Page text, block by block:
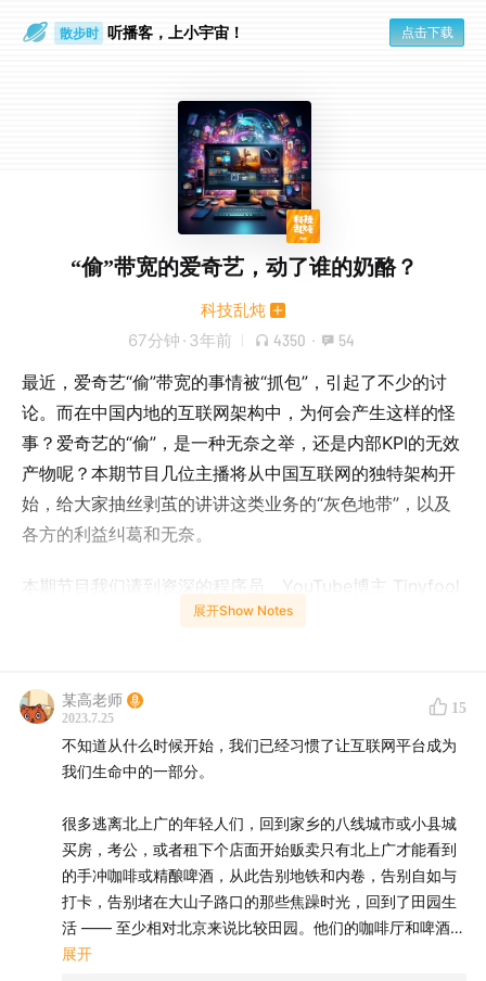
散步时 听播客，上小宇宙！ 点击下载
“偷”带宽的爱奇艺，动了谁的奶酪？
科技乱炖
67分钟 · 3年前 4350 · 54
最近，爱奇艺“偷”带宽的事情被“抓包”，引起了不少的讨
论。而在中国内地的互联网架构中，为何会产生这样的怪
事？爱奇艺的“偷”，是一种无奈之举，还是内部KPI的无效
产物呢？本期节目几位主播将从中国互联网的独特架构开
始，给大家抽丝剥茧的讲讲这类业务的“灰色地带”，以及
各方的利益纠葛和无奈。
本期节目我们请到资深的程序员、YouTube博主 Tinyfool
担任代班主播，他给大家带来很多不一样且犀利的观点，
节目最后，我们还为大家推荐了一本书——《履单》，本
期节目我们将从评论区选出三个最佳留言，送出这本非虚
构写作领域的力作。
点击这里可以直接购买《履单》一书
高老师给《履单》写的书评
【本期嘉宾】
朱峰：「津津乐道播客网络」创始人，产品及技术专
展开Show Notes
某高老师
2023.7.25
15
不知道从什么时候开始，我们已经习惯了让互联网平台成为
我们生命中的一部分。
很多逃离北上广的年轻人们，回到家乡的八线城市或小县城
买房，考公，或者租下个店面开始贩卖只有北上广才能看到
的手冲咖啡或精酿啤酒，从此告别地铁和内卷，告别自如与
打卡，告别堵在大山子路口的那些焦躁时光，回到了田园生
活 —— 至少相对北京来说比较田园。他们的咖啡厅和啤酒馆
的隔壁，就是传统县城中常见的水暖管件商店，或者花圈寿
展开